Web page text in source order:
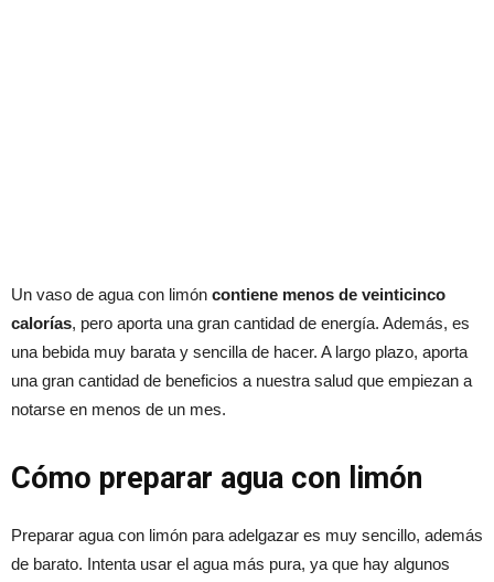
Un vaso de agua con limón contiene menos de veinticinco
calorías, pero aporta una gran cantidad de energía. Además, es
una bebida muy barata y sencilla de hacer. A largo plazo, aporta
una gran cantidad de beneficios a nuestra salud que empiezan a
notarse en menos de un mes.
Cómo preparar agua con limón
Preparar agua con limón para adelgazar es muy sencillo, además
de barato. Intenta usar el agua más pura, ya que hay algunos